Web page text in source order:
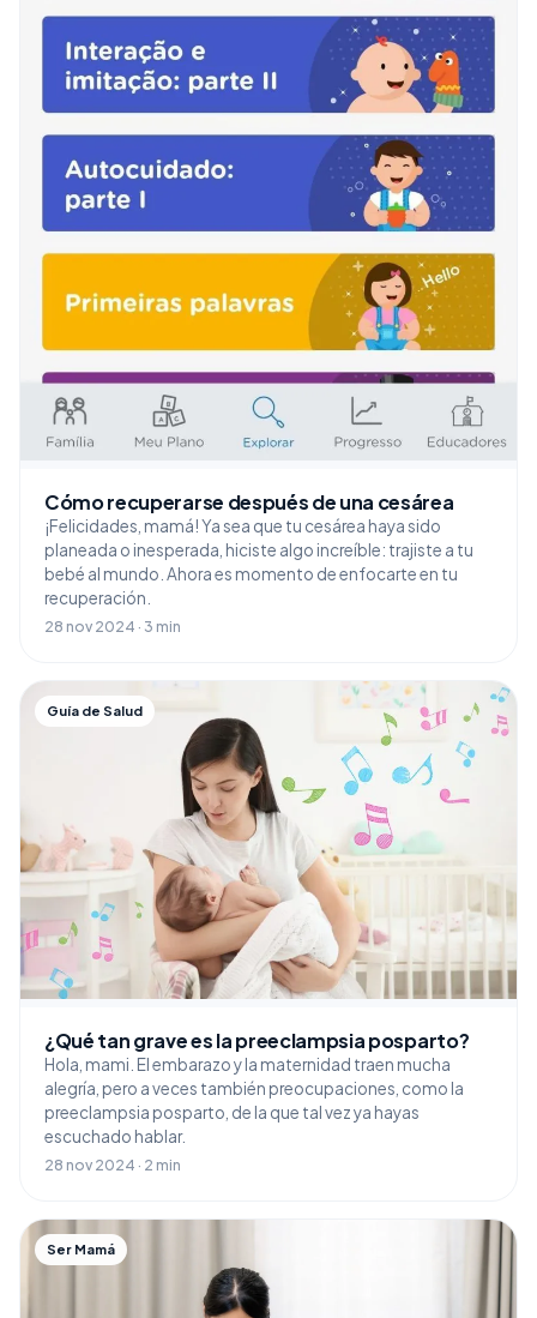
Cómo recuperarse después de una cesárea
¡Felicidades, mamá! Ya sea que tu cesárea haya sido
planeada o inesperada, hiciste algo increíble: trajiste a tu
bebé al mundo. Ahora es momento de enfocarte en tu
recuperación.
28 nov 2024 · 3 min
Guía de Salud
¿Qué tan grave es la preeclampsia posparto?
Hola, mami. El embarazo y la maternidad traen mucha
alegría, pero a veces también preocupaciones, como la
preeclampsia posparto, de la que tal vez ya hayas
escuchado hablar.
28 nov 2024 · 2 min
Ser Mamá